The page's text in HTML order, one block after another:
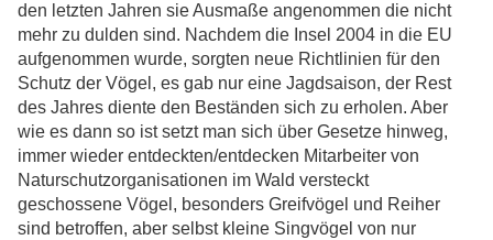
den letzten Jahren sie Ausmaße angenommen die nicht
mehr zu dulden sind. Nachdem die Insel 2004 in die EU
aufgenommen wurde, sorgten neue Richtlinien für den
Schutz der Vögel, es gab nur eine Jagdsaison, der Rest
des Jahres diente den Beständen sich zu erholen. Aber
wie es dann so ist setzt man sich über Gesetze hinweg,
immer wieder entdeckten/entdecken Mitarbeiter von
Naturschutzorganisationen im Wald versteckt
geschossene Vögel, besonders Greifvögel und Reiher
sind betroffen, aber selbst kleine Singvögel von nur